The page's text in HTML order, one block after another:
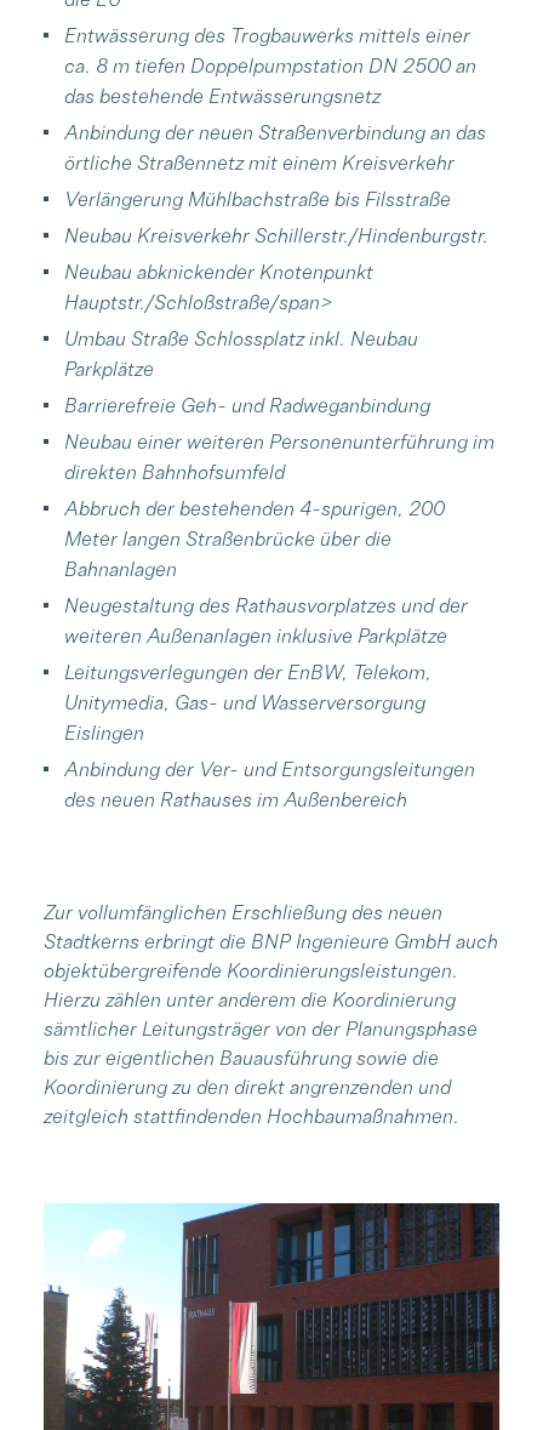
Entwässerung des Trogbauwerks mittels einer
ca. 8 m tiefen Doppelpumpstation DN 2500 an
das bestehende Entwässerungsnetz
Anbindung der neuen Straßenverbindung an das
örtliche Straßennetz mit einem Kreisverkehr
Verlängerung Mühlbachstraße bis Filsstraße
Neubau Kreisverkehr Schillerstr./Hindenburgstr.
Neubau abknickender Knotenpunkt
Hauptstr./Schloßstraße/span>
Umbau Straße Schlossplatz inkl. Neubau
Parkplätze
Barrierefreie Geh- und Radweganbindung
Neubau einer weiteren Personenunterführung im
direkten Bahnhofsumfeld
Abbruch der bestehenden 4-spurigen, 200
Meter langen Straßenbrücke über die
Bahnanlagen
Neugestaltung des Rathausvorplatzes und der
weiteren Außenanlagen inklusive Parkplätze
Leitungsverlegungen der EnBW, Telekom,
Unitymedia, Gas- und Wasserversorgung
Eislingen
Anbindung der Ver- und Entsorgungsleitungen
des neuen Rathauses im Außenbereich
Zur vollumfänglichen Erschließung des neuen
Stadtkerns erbringt die BNP Ingenieure GmbH auch
objektübergreifende Koordinierungsleistungen.
Hierzu zählen unter anderem die Koordinierung
sämtlicher Leitungsträger von der Planungsphase
bis zur eigentlichen Bauausführung sowie die
Koordinierung zu den direkt angrenzenden und
zeitgleich stattfindenden Hochbaumaßnahmen.